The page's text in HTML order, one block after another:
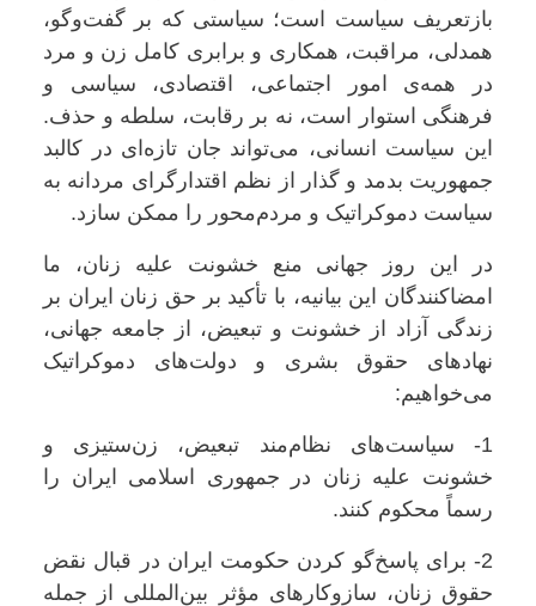
بازتعریف سیاست است؛ سیاستی که بر گفت‌وگو،
همدلی، مراقبت، همکاری و برابری کامل زن و مرد
در همه‌ی امور اجتماعی، اقتصادی، سیاسی و
فرهنگی استوار است، نه بر رقابت، سلطه و حذف.
این سیاست انسانی، می‌تواند جان تازه‌ای در کالبد
جمهوریت بدمد و گذار از نظم اقتدارگرای مردانه به
سیاست دموکراتیک و مردم‌محور را ممکن سازد.
در این روز جهانی منع خشونت علیه زنان، ما
امضاکنندگان این بیانیه، با تأکید بر حق زنان ایران بر
زندگی آزاد از خشونت و تبعیض، از جامعه جهانی،
نهادهای حقوق بشری و دولت‌های دموکراتیک
می‌خواهیم:
1- سیاست‌های نظام‌مند تبعیض، زن‌ستیزی و
خشونت علیه زنان در جمهوری اسلامی ایران را
رسماً محکوم کنند.
2- برای پاسخ‌گو کردن حکومت ایران در قبال نقض
حقوق زنان، سازوکارهای مؤثر بین‌المللی از جمله